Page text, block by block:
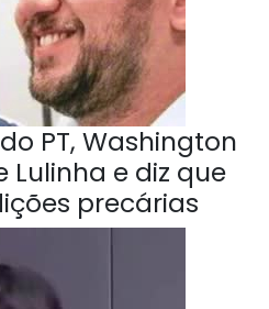
PT, Washington
e diz que
precárias